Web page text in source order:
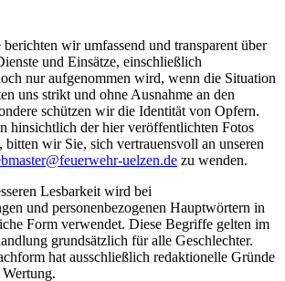
wir umfassend und transparent über
und Einsätze, einschließlich
nur aufgenommen wird, wenn die Situation
uns strikt und ohne Ausnahme an den
schützen wir die Identität von Opfern.
hinsichtlich der hier veröffentlichten Fotos
bitten wir Sie, sich vertrauensvoll an unseren
uelzen.de zu wenden.
Lesbarkeit wird bei
und personenbezogenen Hauptwörtern in
Form verwendet. Diese Begriffe gelten im
grundsätzlich für alle Geschlechter.
hat ausschließlich redaktionelle Gründe